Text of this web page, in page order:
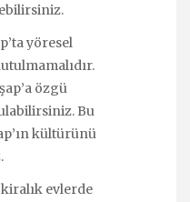
yöresel
özgü
Bu
kültürünü
evlerde